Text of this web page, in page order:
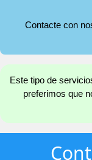
Contacte con
Este tipo de
preferimos que